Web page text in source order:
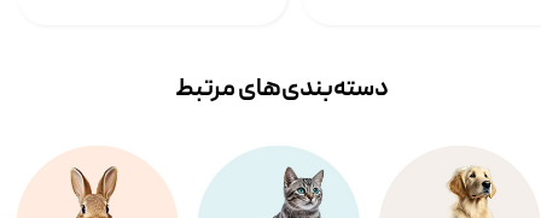
دسته‌بندی‌‌های مرتبط